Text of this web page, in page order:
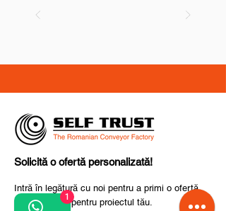
Solicită o ofertă personalizată!
Intră în legătură cu noi pentru a primi o ofertă
personalizată pentru proiectul tău.
1